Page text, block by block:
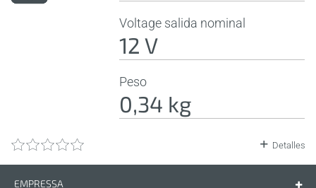
Voltage salida nominal
12 V
Peso
0,34 kg
Detalles
EMPRESSA